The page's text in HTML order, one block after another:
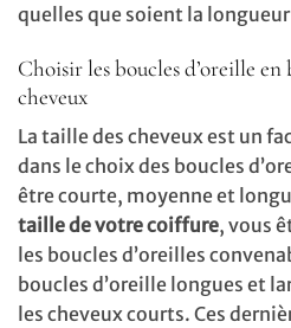
quelles que soient la
Choisir les boucles d’oreille en
cheveux
La taille des cheveux est un
dans le choix des boucles
être courte, moyenne et
taille de votre coiffure, vous
les boucles d’oreilles
boucles d’oreille longues et
les cheveux courts. Ces